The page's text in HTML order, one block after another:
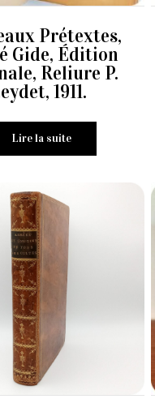
Prétextes,
Gide, Édition
Reliure P.
1911.
Lire la suite